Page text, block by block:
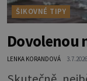
ŠIKOVNÉ TIPY
Dovolenou
LENKA KORANDOVÁ 3.7.2026